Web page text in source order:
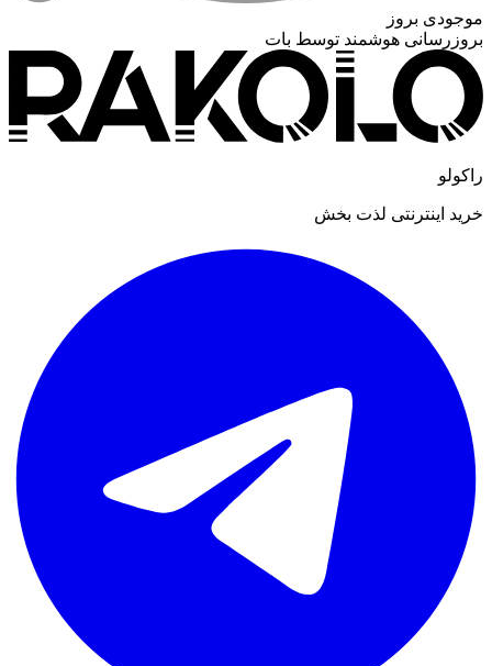
موجودی بروز
بروزرسانی هوشمند توسط بات
راکولو
خرید اینترنتی لذت بخش